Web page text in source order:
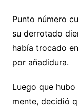
Punto número
su derrotado
había trocado
por añadidura.
Luego que
mente, decidió